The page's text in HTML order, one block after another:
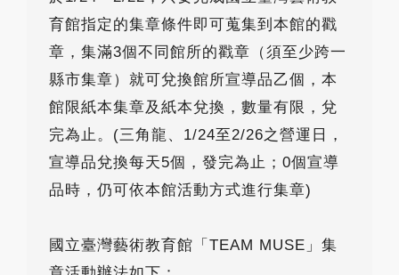
育館指定的集章條件即可蒐集到本館的戳
章，集滿3個不同館所的戳章（須至少跨一
縣市集章）就可兌換館所宣導品乙個，本
館限紙本集章及紙本兌換，數量有限，兌
完為止。(三角龍、1/24至2/26之營運日，
宣導品兌換每天5個，發完為止；0個宣導
品時，仍可依本館活動方式進行集章)
國立臺灣藝術教育館「TEAM MUSE」集